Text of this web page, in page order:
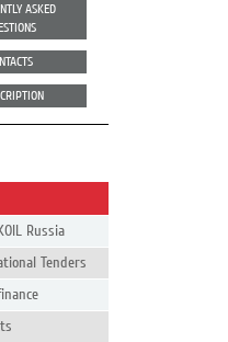
ASKED
Russia
Tenders